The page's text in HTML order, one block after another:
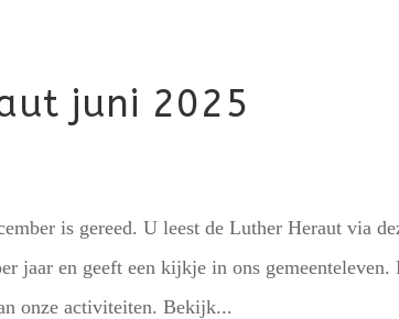
juni 2025
is gereed. U leest de Luther Heraut via
jaar en geeft een kijkje in ons
onze activiteiten. Bekijk...